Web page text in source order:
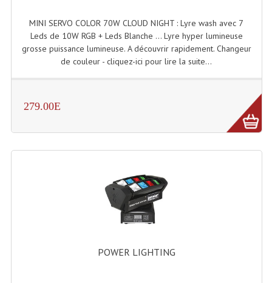
Projecteurs Poursuite
Projecteurs Théatre: Plan Convexe Fresnel
Câbles, Connectiques.
Câblage Electrique
Câble Rallonge DMX512 MIDI
Câbles Module, Cables Audio
Câble Multi-Paires Audio
MINI SERVO COLOR 70W CLOUD NIGHT : Lyre wash avec 7
Leds de 10W RGB + Leds Blanche ... Lyre hyper lumineuse
grosse puissance lumineuse. A découvrir rapidement. Changeur
de couleur - cliquez-ici pour lire la suite...
279.00E
POWER LIGHTING